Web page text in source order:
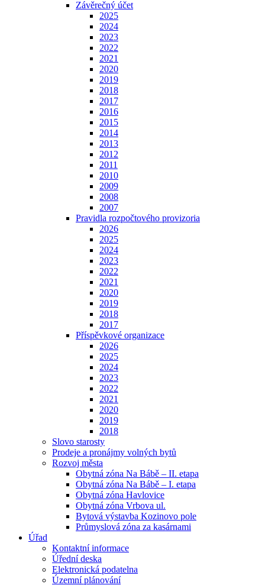
Závěrečný účet
2025
2024
2023
2022
2021
2020
2019
2018
2017
2016
2015
2014
2013
2012
2011
2010
2009
2008
2007
Pravidla rozpočtového provizoria
2026
2025
2024
2023
2022
2021
2020
2019
2018
2017
Příspěvkové organizace
2026
2025
2024
2023
2022
2021
2020
2019
2018
Slovo starosty
Prodeje a pronájmy volných bytů
Rozvoj města
Obytná zóna Na Bábě – II. etapa
Obytná zóna Na Bábě – I. etapa
Obytná zóna Havlovice
Obytná zóna Vrbova ul.
Bytová výstavba Kozinovo pole
Průmyslová zóna za kasárnami
Úřad
Kontaktní informace
Úřední deska
Elektronická podatelna
Územní plánování